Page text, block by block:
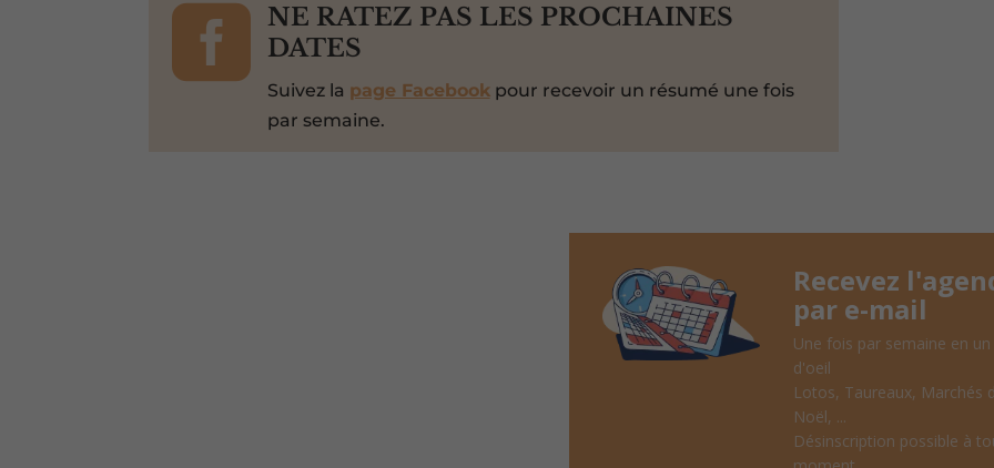

NE RATEZ PAS LES PROCHAINES
DATES
Suivez la page Facebookpour recevoir un résumé une fois
par semaine.
Recevez
par e-mail
Une fois par semaine en
d'oeil
Lotos, Taureaux, Marchés
Noël, ...
Désinscription possible à